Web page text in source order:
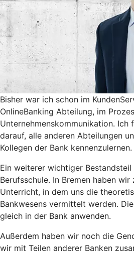
Bisher war ich schon im
OnlineBanking Abteilung, im
Unternehmenskommunikation. Ich
darauf, alle anderen Abteilungen
Kollegen der Bank kennenzulernen.
Ein weiterer wichtiger
Berufsschule. In Bremen haben
Unterricht, in dem uns die
Bankwesens vermittelt werden.
gleich in der Bank anwenden.
Außerdem haben wir noch die
wir mit Teilen anderer Banken